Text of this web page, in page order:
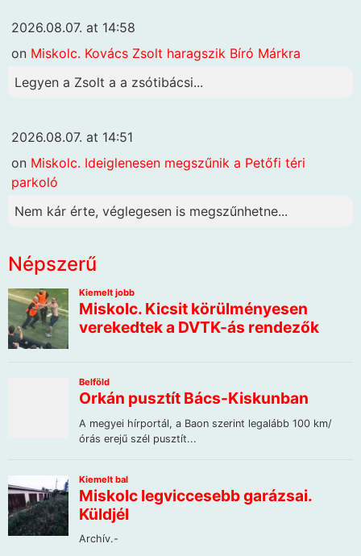
2026.08.07. at 14:58
on Miskolc. Kovács Zsolt haragszik Bíró Márkra
Legyen a Zsolt a a zsótibácsi...
2026.08.07. at 14:51
on Miskolc. Ideiglenesen megszűnik a Petőfi téri
parkoló
Nem kár érte, véglegesen is megszűnhetne...
Népszerű